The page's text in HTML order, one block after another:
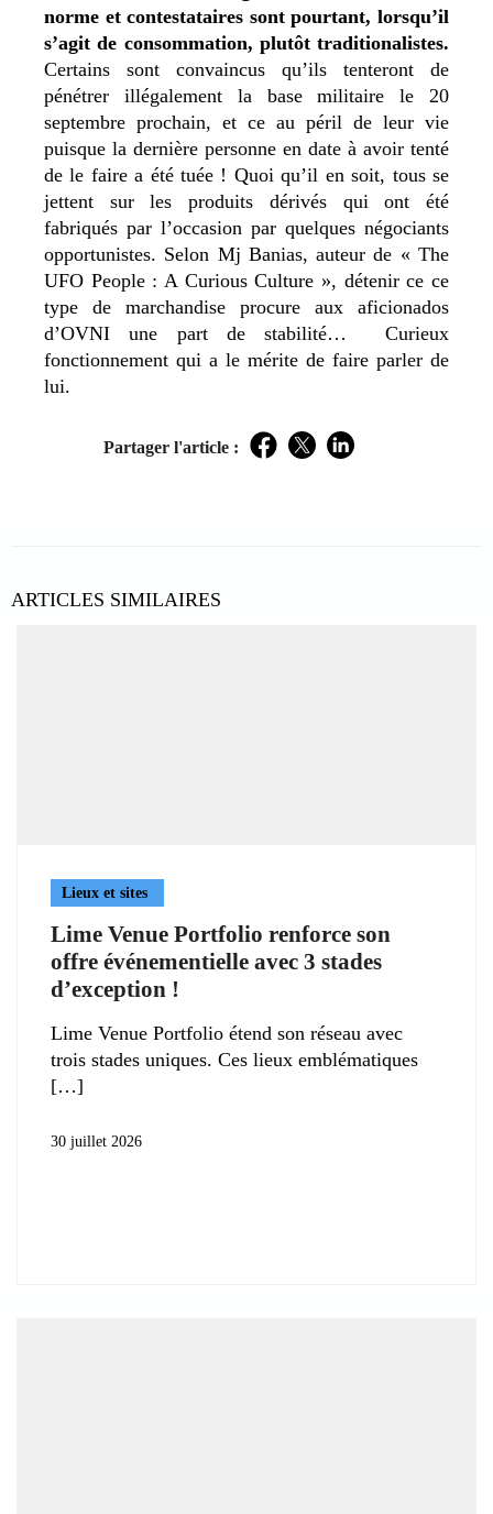
norme et contestataires sont pourtant, lorsqu’il
s’agit de consommation, plutôt traditionalistes.
Certains sont convaincus qu’ils tenteront de
pénétrer illégalement la base militaire le 20
septembre prochain, et ce au péril de leur vie
puisque la dernière personne en date à avoir tenté
de le faire a été tuée ! Quoi qu’il en soit, tous se
jettent sur les produits dérivés qui ont été
fabriqués par l’occasion par quelques négociants
opportunistes. Selon Mj Banias, auteur de « The
UFO People : A Curious Culture », détenir ce ce
type de marchandise procure aux aficionados
d’OVNI une part de stabilité… Curieux
fonctionnement qui a le mérite de faire parler de
lui.
Partager l'article : Facebook
TwitterLinkedIn
ARTICLES SIMILAIRES
Lieux et sites
Lime Venue Portfolio renforce son
offre événementielle avec 3 stades
d’exception !
Lime Venue Portfolio étend son réseau avec
trois stades uniques. Ces lieux emblématiques
30 juillet 2026